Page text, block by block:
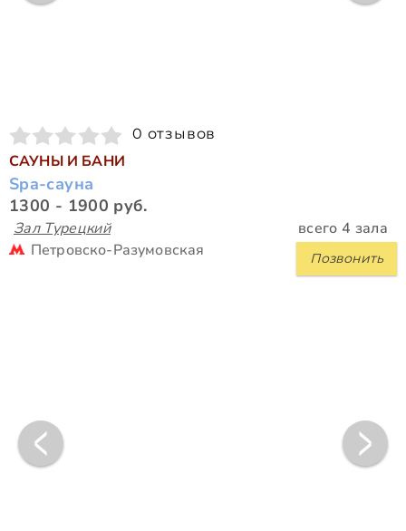
0 отзывов
САУНЫ И БАНИ
Spa-сауна
1300 - 1900 руб.
Зал Турецкий всего 4 зала
Позвонить
Петровско-Разумовская